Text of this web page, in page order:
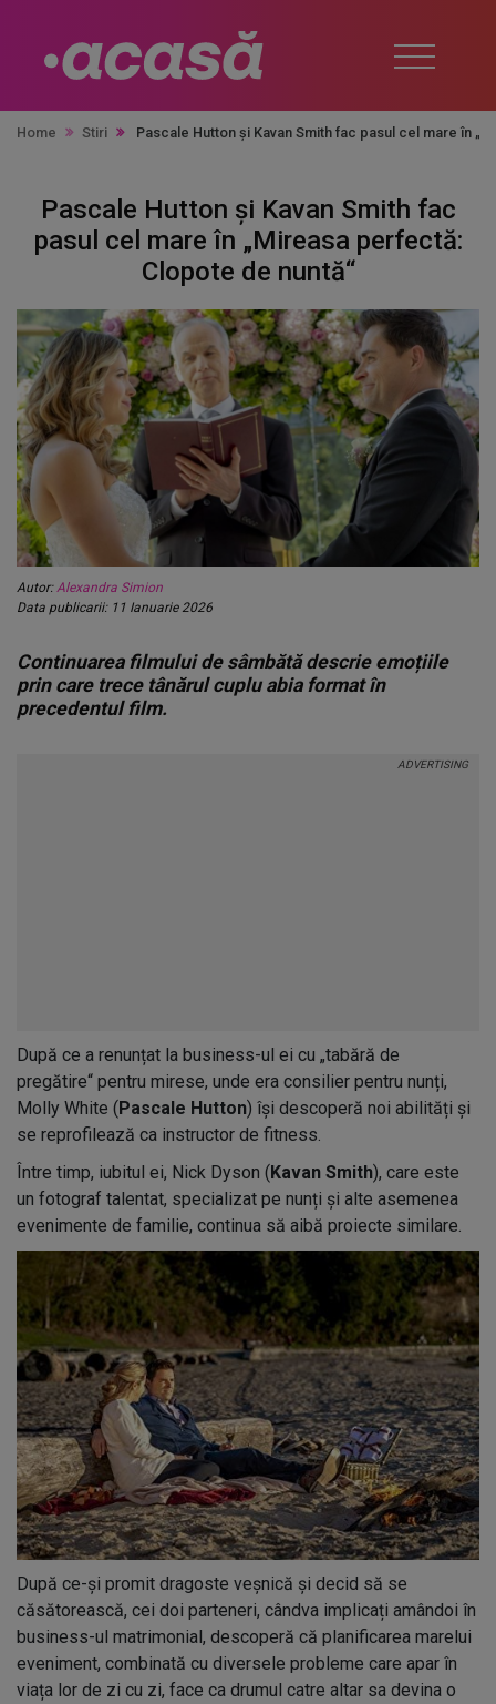
Home Stiri Pascale Hutton și Kavan Smith fac pasul cel mare în
Pascale Hutton și Kavan Smith fac
pasul cel mare în „Mireasa perfectă:
Clopote de nuntă“
Autor:Alexandra Simion
Data publicarii: 11 Ianuarie 2026
Continuarea filmului de sâmbătă descrie emoțiile
prin care trece tânărul cuplu abia format în
precedentul film.
După ce a renunțat la business-ul ei cu „tabără de
pregătire“ pentru mirese, unde era consilier pentru nunți,
Molly White ( Pascale Hutton) își descoperă noi abilități și
se reprofilează ca instructor de fitness.
Între timp, iubitul ei, Nick Dyson ( Kavan Smith), care este
un fotograf talentat, specializat pe nunți și alte asemenea
evenimente de familie, continua să aibă proiecte similare.
După ce-și promit dragoste veșnică și decid să se
căsătorească, cei doi parteneri, cândva implicați amândoi în
business-ul matrimonial, descoperă că planificarea marelui
eveniment, combinată cu diversele probleme care apar în
viața lor de zi cu zi, face ca drumul catre altar sa devina o